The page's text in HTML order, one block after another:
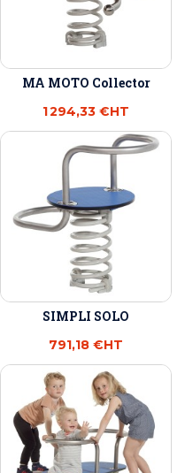
MA MOTO Collector
1 294,33 €HT
SIMPLI SOLO
791,18 €HT